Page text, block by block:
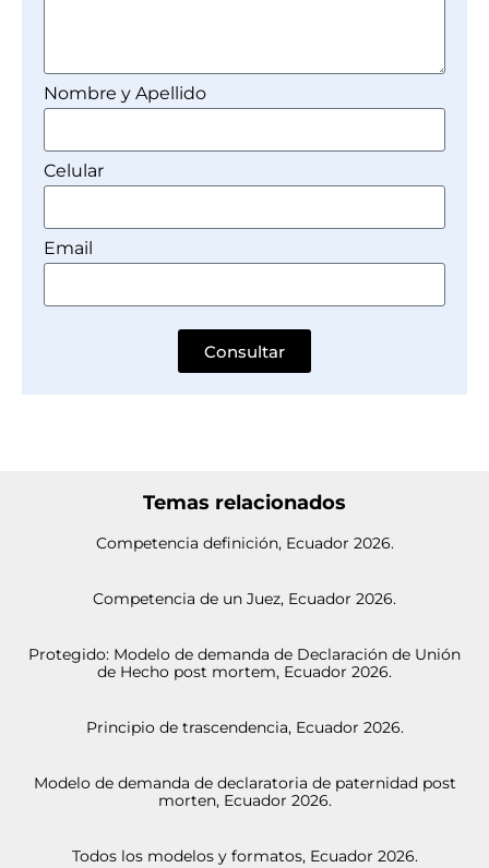
Nombre y Apellido
Celular
Email
Consultar
Temas relacionados
Competencia definición, Ecuador 2026.
Competencia de un Juez, Ecuador 2026.
Protegido: Modelo de demanda de Declaración de Unión
de Hecho post mortem, Ecuador 2026.
Principio de trascendencia, Ecuador 2026.
Modelo de demanda de declaratoria de paternidad post
morten, Ecuador 2026.
Todos los modelos y formatos, Ecuador 2026.